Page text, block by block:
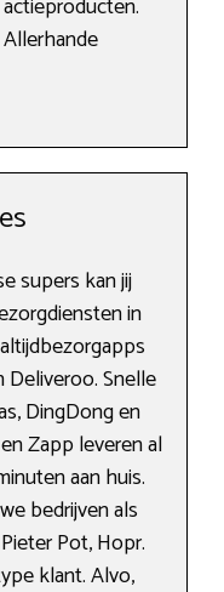
supers kan jij
in
Deliveroo. Snelle
DingDong en
Zapp leveren al
aan huis.
bedrijven als
Pot, Hopr.
klant. Alvo,